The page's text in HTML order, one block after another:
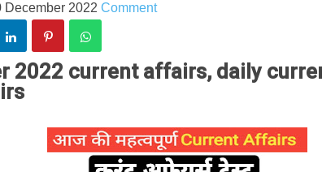
December 2022 Comment
2022 current affairs, daily